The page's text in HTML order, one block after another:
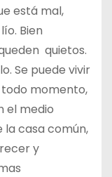
está mal,
Bien
quietos.
Se puede vivir
momento,
el medio
la casa común,
y